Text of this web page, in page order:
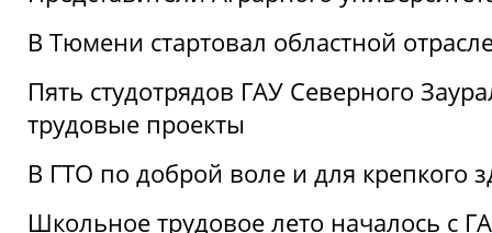
В Тюмени стартовал областной
Пять студотрядов ГАУ Северного
трудовые проекты
В ГТО по доброй воле и для крепкого
Школьное трудовое лето началось с